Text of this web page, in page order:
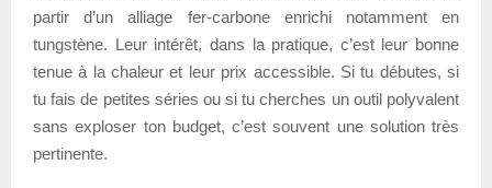
partir d’un alliage fer-carbone enrichi notamment en
tungstène. Leur intérêt, dans la pratique, c’est leur bonne
tenue à la chaleur et leur prix accessible. Si tu débutes, si
tu fais de petites séries ou si tu cherches un outil polyvalent
sans exploser ton budget, c’est souvent une solution très
pertinente.